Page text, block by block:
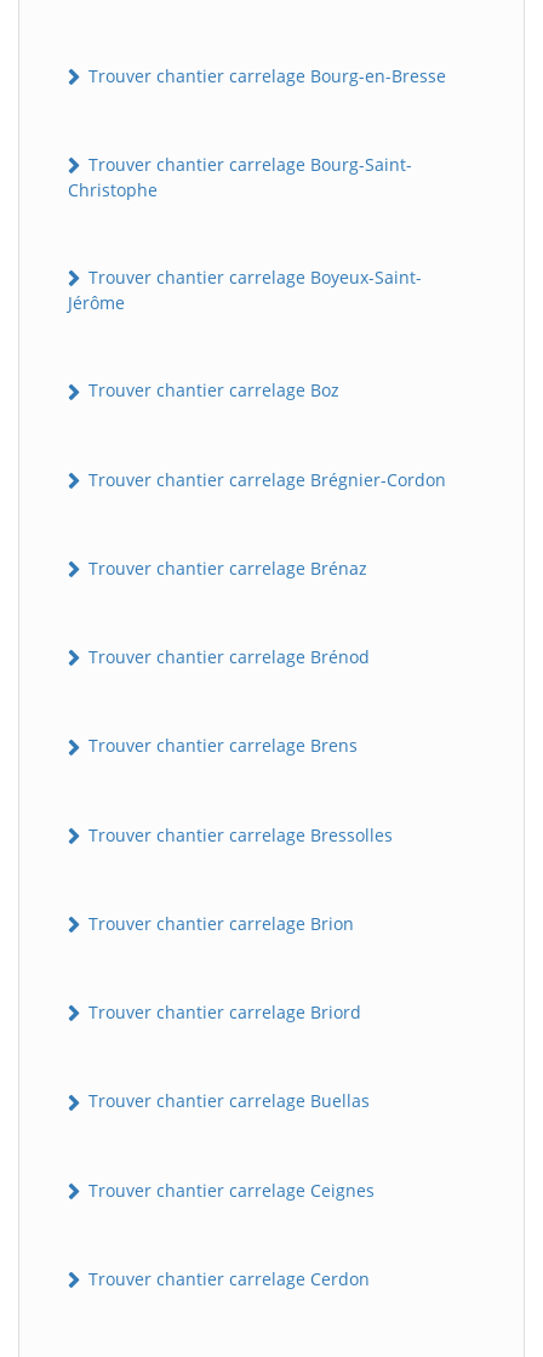
Trouver chantier carrelage Bourg-en-Bresse
Trouver chantier carrelage Bourg-Saint-
Christophe
Trouver chantier carrelage Boyeux-Saint-
Jérôme
Trouver chantier carrelage Boz
Trouver chantier carrelage Brégnier-Cordon
Trouver chantier carrelage Brénaz
Trouver chantier carrelage Brénod
Trouver chantier carrelage Brens
Trouver chantier carrelage Bressolles
Trouver chantier carrelage Brion
Trouver chantier carrelage Briord
Trouver chantier carrelage Buellas
Trouver chantier carrelage Ceignes
Trouver chantier carrelage Cerdon